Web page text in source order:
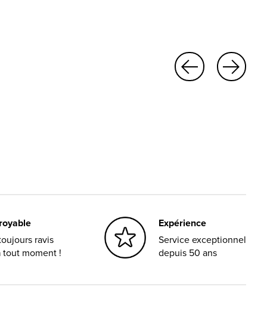
ravis
tout moment !
Expérience
Service exceptionnel
depuis 50 ans